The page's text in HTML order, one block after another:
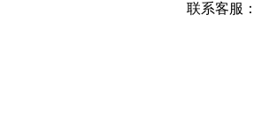
联系客服：